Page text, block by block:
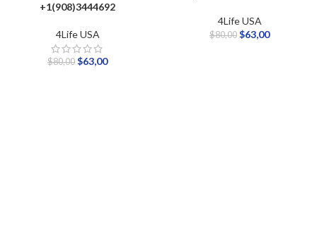
+1(908)3444692
4Life USA
$80,00 $63,00
4Life USA
$80,00 $63,00